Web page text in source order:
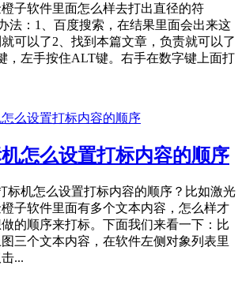
子软件里面怎么样去打出直径的符
法：1、百度搜索，在结果里面会出来这
可以了2、找到本篇文章，负责就可以了
，左手按住ALT键。右手在数字键上面打
怎么设置打标内容的顺序
标机怎么设置打标内容的顺序？比如激光
子软件里面有多个文本内容，怎么样才
的顺序来打标。下面我们来看一下：比
三个文本内容，在软件左侧对象列表里
...